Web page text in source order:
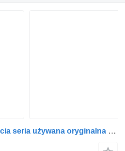
Lewe drzwi Master Trzecia seria używana oryginalna do dostawczego Renault Mascott / Master